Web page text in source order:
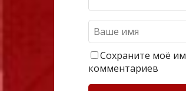
Сохраните моё
комментариев